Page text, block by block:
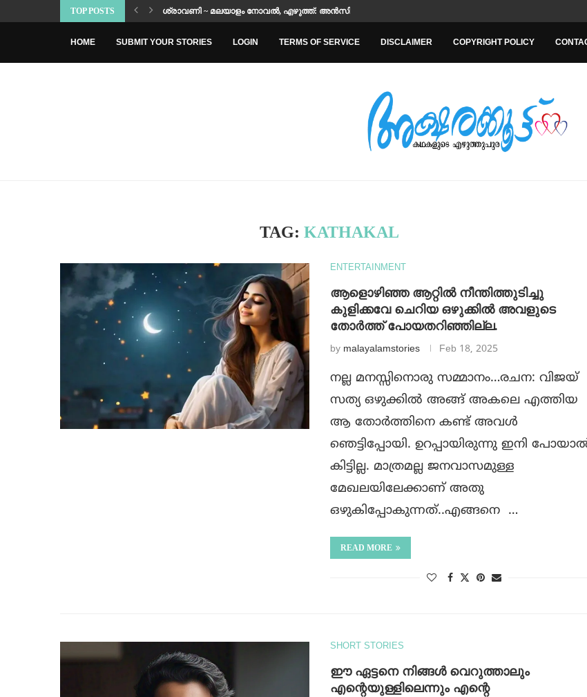
TOP POSTS ശ്രാവണി ~ മലയാളം നോവൽ, എഴുത്ത്: അൻസില അൻസി
HOME SUBMIT YOUR STORIES LOGIN TERMS OF SERVICE DISCLAIMER COPYRIGHT POLICY
TAG: KATHAKAL
ENTERTAINMENT
ആളൊഴിഞ്ഞ ആറ്റിൽ നീന്തിത്തുടിച്ചു
കുളിക്കവേ ചെറിയ ഒഴുക്കിൽ അവളുടെ
തോർത്ത് പോയതറിഞ്ഞില്ല.
by malayalamstories Feb 18, 2025
നല്ല മനസ്സിനൊരു സമ്മാനം…രചന: വിജയ്
സത്യ ഒഴുക്കിൽ അങ്ങ് അകലെ എത്തിയ
ആ തോർത്തിനെ കണ്ട് അവൾ
ഞെട്ടിപ്പോയി. ഉറപ്പായിരുന്നു ഇനി
കിട്ടില്ല. മാത്രമല്ല ജനവാസമുള്ള
മേഖലയിലേക്കാണ് അതു
ഒഴുകിപ്പോകുന്നത്..എങ്ങനെ …
READ MORE
SHORT STORIES
ഈ ഏട്ടനെ നിങ്ങൾ വെറുത്താലും
എന്റെയുള്ളിലെന്നും എന്റെ